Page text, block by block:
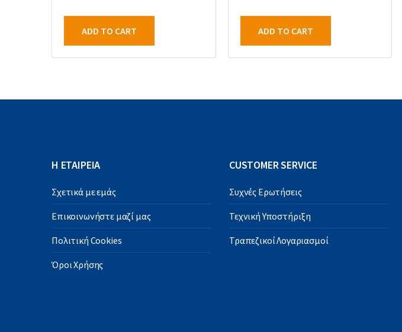
ADD TO CART ADD TO CART
Η ΕΤΑΙΡΕΙΑ
Σχετικά με εμάς
Επικοινωνήστε μαζί μας
Πολιτική Cookies
Όροι Χρήσης
CUSTOMER SERVICE
Συχνές Ερωτήσεις
Τεχνική Υποστήριξη
Τραπεζικοί Λογαριασμοί